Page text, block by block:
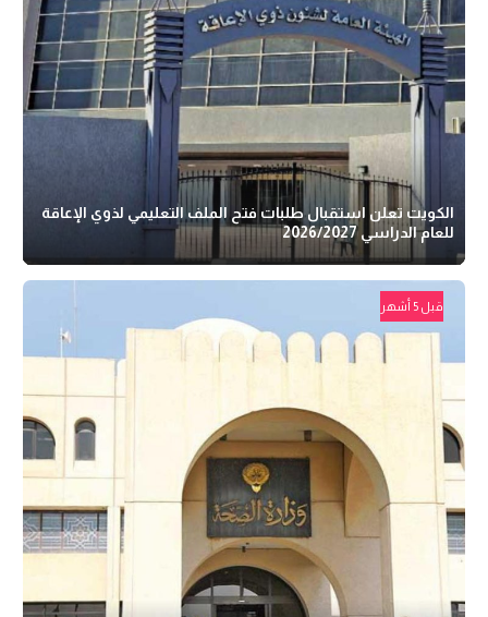
الكويت تعلن استقبال طلبات فتح الملف التعليمي لذوي الإعاقة
للعام الدراسي 2026/2027
قبل 5 أشهر